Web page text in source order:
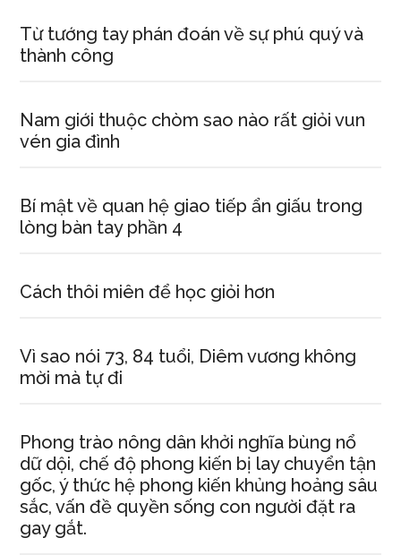
Từ tướng tay phán đoán về sự phú quý và
thành công
Nam giới thuộc chòm sao nào rất giỏi vun
vén gia đình
Bí mật về quan hệ giao tiếp ẩn giấu trong
lòng bàn tay phần 4
Cách thôi miên để học giỏi hơn
Vì sao nói 73, 84 tuổi, Diêm vương không
mời mà tự đi
Phong trào nông dân khởi nghĩa bùng nổ
dữ dội, chế độ phong kiến bị lay chuyển tận
gốc, ý thức hệ phong kiến khủng hoảng sâu
sắc, vấn đề quyền sống con người đặt ra
gay gắt.